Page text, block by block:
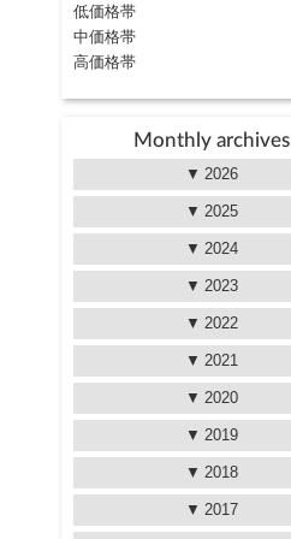
低価格帯
中価格帯
高価格帯
Monthly archives
2026
2025
2024
2023
2022
2021
2020
2019
2018
2017